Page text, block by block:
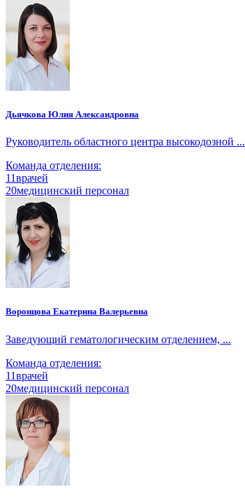
Дьячкова Юлия Александровна
Руководитель областного центра высокодозной ...
Команда отделения:
11врачей
20медицинский персонал
Воронцова Екатерина Валерьевна
Заведующий гематологическим отделением, ...
Команда отделения:
11врачей
20медицинский персонал